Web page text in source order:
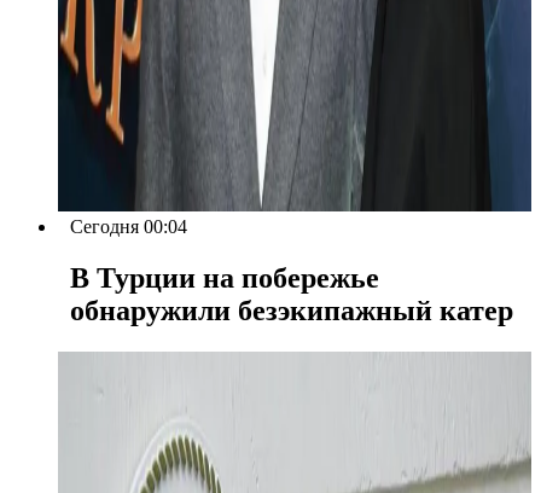
Сегодня 00:04
В Турции на побережье
обнаружили безэкипажный катер